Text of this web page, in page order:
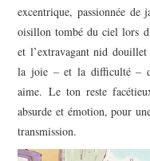
excentrique, passionnée
oisillon tombé du ciel lors
et l’extravagant nid
la joie – et la difficulté –
aime. Le ton reste
absurde et émotion, pour
transmission.​